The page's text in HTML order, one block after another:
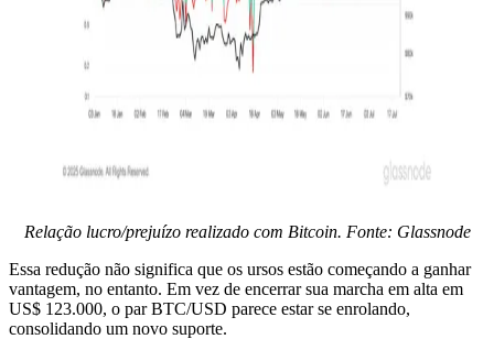
Relação lucro/prejuízo realizado com Bitcoin. Fonte: Glassnode
Essa redução não significa que os ursos estão começando a ganhar
vantagem, no entanto. Em vez de encerrar sua marcha em alta em
US$ 123.000, o par BTC/USD parece estar se enrolando,
consolidando um novo suporte.